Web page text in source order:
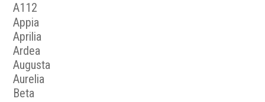
A112
Appia
Aprilia
Ardea
Augusta
Aurelia
Beta